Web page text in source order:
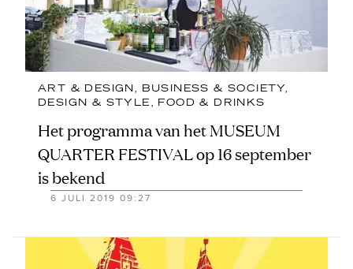
ART & DESIGN BUSINESS & SOCIETY
DESIGN & STYLE
FOOD & DRINKS
Het programma van het MUSEUM
QUARTER FESTIVAL op 16 september
is bekend
6 JULI 2019 09:27